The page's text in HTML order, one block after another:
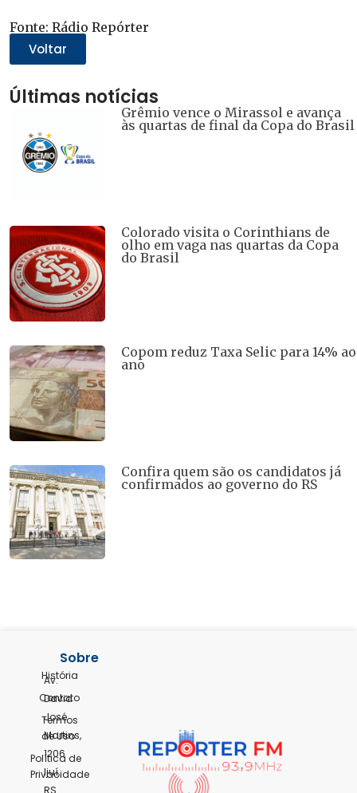
WhatsApp(abre
em
nova
janela)
Twitter(abre
em
Facebook(abre
em
Fonte: Rádio Repórter
Voltar
Últimas notícias
Grêmio vence o Mirassol e avança
às quartas de final da Copa do Brasil
Colorado visita o Corinthians de
olho em vaga nas quartas da Copa
do Brasil
Copom reduz Taxa Selic para 14% ao
ano
Confira quem são os candidatos já
confirmados ao governo do RS
Av.
David
José
Martins,
1206
Ijuí,
Sobre
História
Contato
Termos
de Uso
Política de
Privacidade